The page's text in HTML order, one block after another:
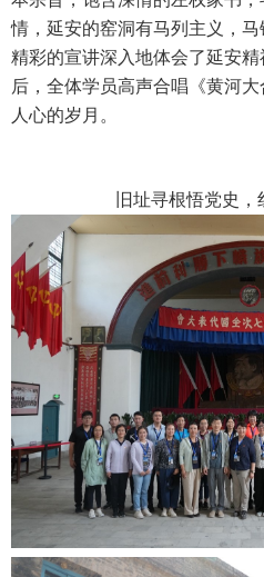
情，延安的窑洞有马列主义，
精彩的宣讲深入地体会了延安
后，全体学员高声合唱《黄河
人心的岁月。
旧址寻根悟党史